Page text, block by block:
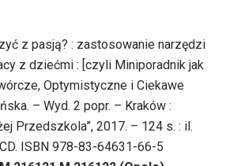
z pasją? : zastosowanie narzędzi
z dziećmi : [czyli Miniporadnik jak
Optymistyczne i Ciekawe
– Wyd. 2 popr. – Kraków :
Przedszkola”, 2017. – 124 s. : il.
ISBN 978-83-64631-66-5